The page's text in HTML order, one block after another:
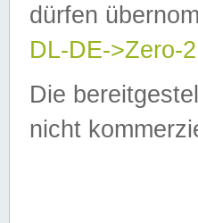
dürfen
DL-DE->Zero-
Die
nicht